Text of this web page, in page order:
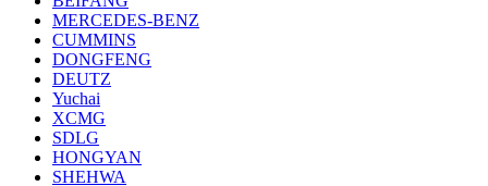
MERCEDES-BENZ
CUMMINS
DONGFENG
DEUTZ
Yuchai
XCMG
SDLG
HONGYAN
SHEHWA